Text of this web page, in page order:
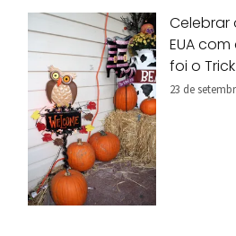
Celebrar
EUA
foi o
23 de